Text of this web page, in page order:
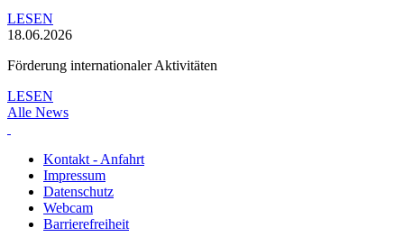
LESEN
18.06.2026
Förderung internationaler Aktivitäten
LESEN
Alle News
Kontakt - Anfahrt
Impressum
Datenschutz
Webcam
Barrierefreiheit